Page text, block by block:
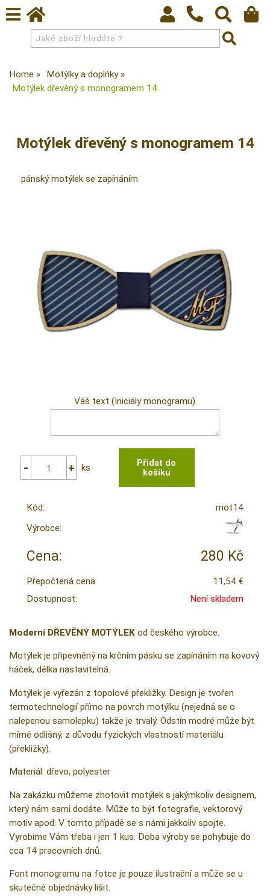
Home
Motýlky a doplňky
Motýlek dřevěný s monogramem 14
Motýlek dřevěný s monogramem 14
pánský motýlek se zapínáním
Váš text (Iniciály monogramu)
ks
Kód:
mot14
Výrobce:
Cena: 280 Kč
Přepočtená cena:
11,54 €
Dostupnost:
Není skladem
Moderní DŘEVĚNÝ MOTÝLEK od českého výrobce.
Motýlek je připevněný na krčním pásku se zapínáním na kovový
háček, délka nastavitelná.
Motýlek je vyřezán z topolové překližky. Design je tvořen
termotechnologií přímo na povrch motýlku (nejedná se o
nalepenou samolepku) takže je trvalý. Odstín modré může být
mírně odlišný, z důvodu fyzických vlastností materiálu
(překližky).
Materiál: dřevo, polyester
Na zakázku můžeme zhotovit motýlek s jakýmkoliv designem,
který nám sami dodáte. Může to být fotografie, vektorový
motiv apod. V tomto případě se s námi jakkoliv spojte.
Vyrobíme Vám třeba i jen 1 kus. Doba výroby se pohybuje do
cca 14 pracovních dnů.
Font monogramu na fotce je pouze ilustrační a může se u
skutečné objednávky lišit.